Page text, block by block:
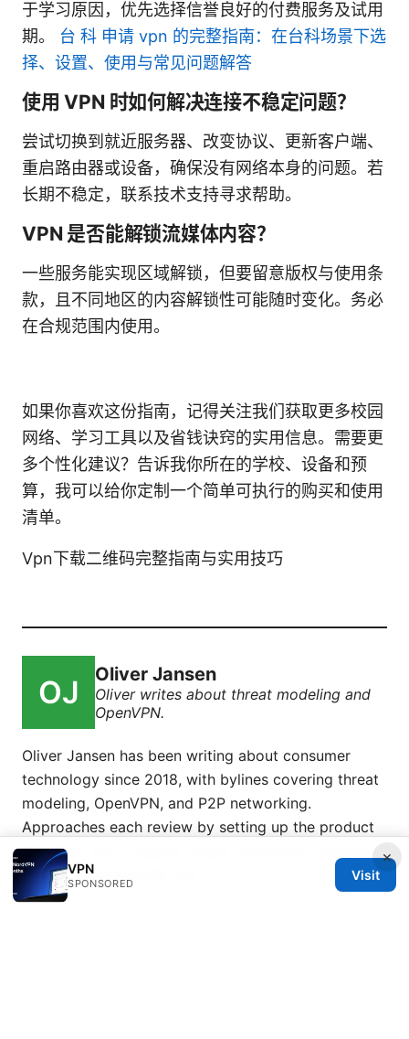
于学习原因，优先选择信誉良好的付费服务及试用
期。 台 科 申请 vpn 的完整指南：在台科场景下选
择、设置、使用与常见问题解答
使用 VPN 时如何解决连接不稳定问题？
尝试切换到就近服务器、改变协议、更新客户端、
重启路由器或设备，确保没有网络本身的问题。若
长期不稳定，联系技术支持寻求帮助。
VPN 是否能解锁流媒体内容？
一些服务能实现区域解锁，但要留意版权与使用条
款，且不同地区的内容解锁性可能随时变化。务必
在合规范围内使用。
如果你喜欢这份指南，记得关注我们获取更多校园
网络、学习工具以及省钱诀窍的实用信息。需要更
多个性化建议？告诉我你所在的学校、设备和预
算，我可以给你定制一个简单可执行的购买和使用
清单。
Vpn下载二维码完整指南与实用技巧
Oliver Jansen
Oliver writes about threat modeling and
OpenVPN.
Oliver Jansen has been writing about consumer
technology since 2018, with bylines covering threat
modeling, OpenVPN, and P2P networking.
Approaches each review by setting up the product
the same way a typical reader would and recording
every snag along the way.
×
VPN
SPONSORED
Visit